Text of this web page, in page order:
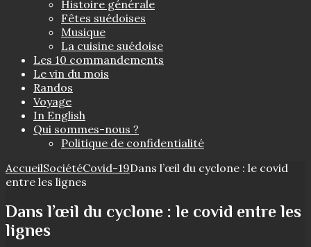
Histoire générale
Fêtes suédoises
Musique
La cuisine suédoise
Les 10 commandements
Le vin du mois
Randos
Voyage
In English
Qui sommes-nous ?
Politique de confidentialité
AccueilSociétéCovid-19Dans l’œil du cyclone : le covid
entre les lignes
Dans l’œil du cyclone : le covid entre les
lignes